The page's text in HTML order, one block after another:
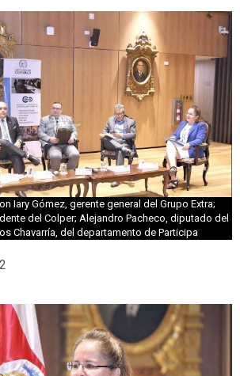
Iary Gómez, gerente general del Grupo Extra;
del Colper; Alejandro Pacheco, diputado del
Chavarría, del departamento de Participa